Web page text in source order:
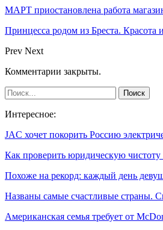
МАРТ приостановлена работа
Принцесса родом из Бреста.
Prev Next
Комментарии закрыты.
Интересное:
JAC хочет покорить Россию
Как проверить юридическую
Похоже на рекорд: каждый день
Названы самые счастливые страны.
Американская семья требует от